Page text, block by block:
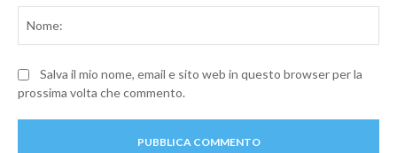
Salva il mio nome, email e sito web in questo browser per la
prossima volta che commento.